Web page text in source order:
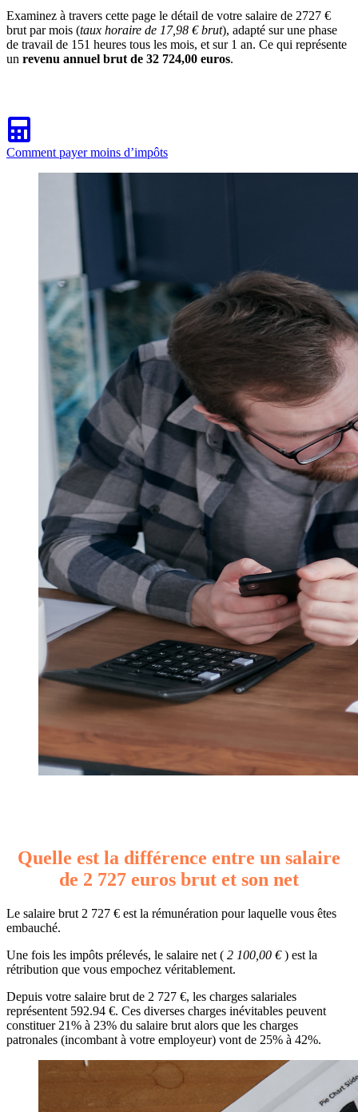
Examinez à travers cette page le détail de votre salaire de 2727 €
brut par mois (taux horaire de 17,98 € brut), adapté sur une phase
de travail de 151 heures tous les mois, et sur 1 an. Ce qui représente
un revenu annuel brut de 32 724,00 euros.
Comment payer moins d’impôts
Quelle est la différence entre un salaire
de 2 727 euros brut et son net
Le salaire brut 2 727 € est la rémunération pour laquelle vous êtes
embauché.
Une fois les impôts prélevés, le salaire net ( 2 100,00 €) est la
rétribution que vous empochez véritablement.
Depuis votre salaire brut de 2 727 €, les charges salariales
représentent 592.94 €. Ces diverses charges inévitables peuvent
constituer 21% à 23% du salaire brut alors que les charges
patronales (incombant à votre employeur) vont de 25% à 42%.